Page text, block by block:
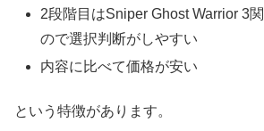
2段階目はSniper Ghost Warrior 3
ので選択判断がしやすい
内容に比べて価格が安い
という特徴があります。